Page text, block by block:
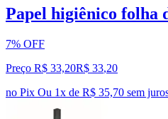
Papel higiênico folha
7% OFF
Preço R$ 33,20R$ 33,20
no Pix Ou 1x de R$ 35,70 sem